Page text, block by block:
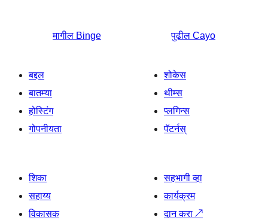
मागील Binge पुढील Cayo
बद्दल
बातम्या
होस्टिंग
गोपनीयता
शोकेस
थीम्स
प्लगिन्स
पॅटर्नस्
शिका
सहाय्य
विकासक
सहभागी व्हा
कार्यक्रम
दान करा ↗